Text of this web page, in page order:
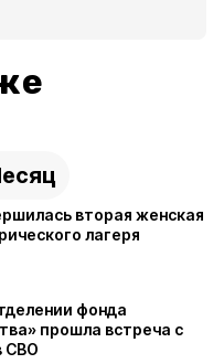
вторая женская
лагеря
фонда
прошла встреча с
СВО